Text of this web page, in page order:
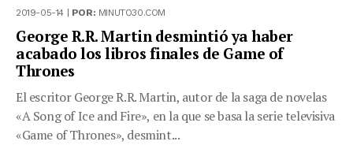
2019-05-14 | POR: MINUTO30.COM
George R.R. Martin desmintió ya haber
acabado los libros finales de Game of
Thrones
El escritor George R.R. Martin, autor de la saga de novelas
«A Song of Ice and Fire», en la que se basa la serie televisiva
«Game of Thrones», desmint...